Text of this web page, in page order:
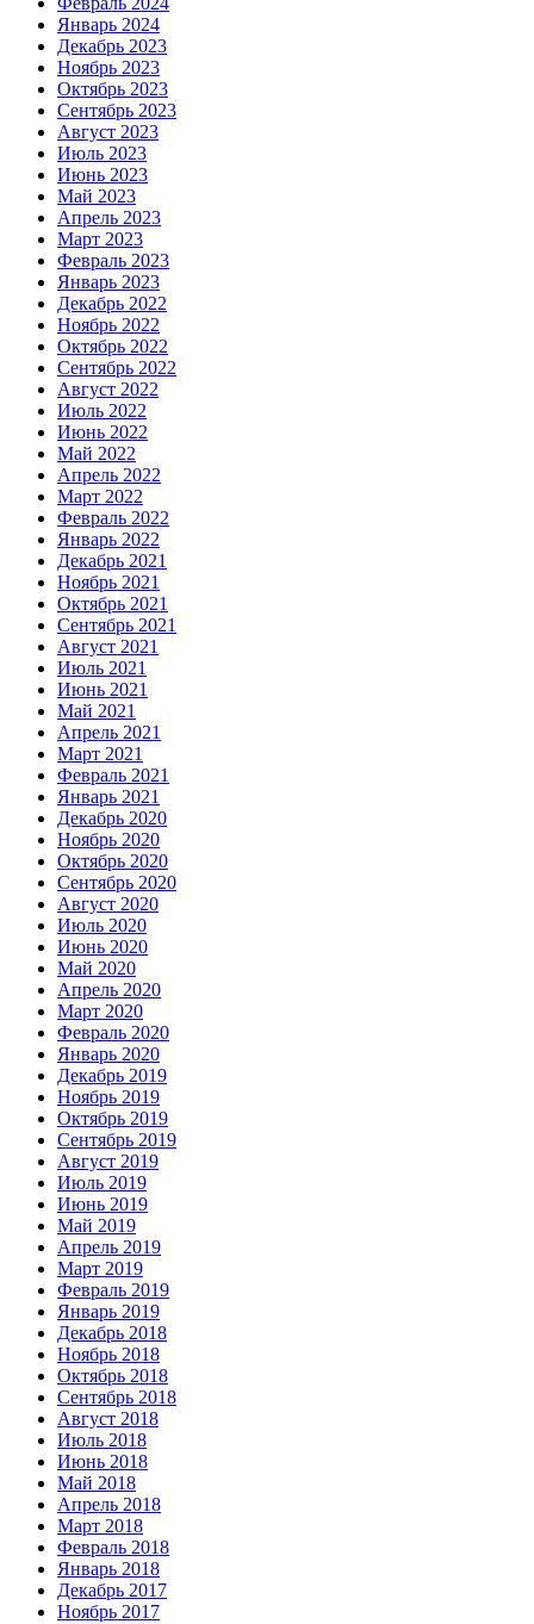
Январь 2024
Декабрь 2023
Ноябрь 2023
Октябрь 2023
Сентябрь 2023
Август 2023
Июль 2023
Июнь 2023
Май 2023
Апрель 2023
Март 2023
Февраль 2023
Январь 2023
Декабрь 2022
Ноябрь 2022
Октябрь 2022
Сентябрь 2022
Август 2022
Июль 2022
Июнь 2022
Май 2022
Апрель 2022
Март 2022
Февраль 2022
Январь 2022
Декабрь 2021
Ноябрь 2021
Октябрь 2021
Сентябрь 2021
Август 2021
Июль 2021
Июнь 2021
Май 2021
Апрель 2021
Март 2021
Февраль 2021
Январь 2021
Декабрь 2020
Ноябрь 2020
Октябрь 2020
Сентябрь 2020
Август 2020
Июль 2020
Июнь 2020
Май 2020
Апрель 2020
Март 2020
Февраль 2020
Январь 2020
Декабрь 2019
Ноябрь 2019
Октябрь 2019
Сентябрь 2019
Август 2019
Июль 2019
Июнь 2019
Май 2019
Апрель 2019
Март 2019
Февраль 2019
Январь 2019
Декабрь 2018
Ноябрь 2018
Октябрь 2018
Сентябрь 2018
Август 2018
Июль 2018
Июнь 2018
Май 2018
Апрель 2018
Март 2018
Февраль 2018
Январь 2018
Декабрь 2017
Ноябрь 2017